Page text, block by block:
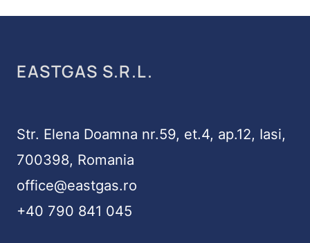
EASTGAS S.R.L.
Str. Elena Doamna nr.59, et.4, ap.12, Iasi,
700398, Romania
office@eastgas.ro
+40 790 841 045